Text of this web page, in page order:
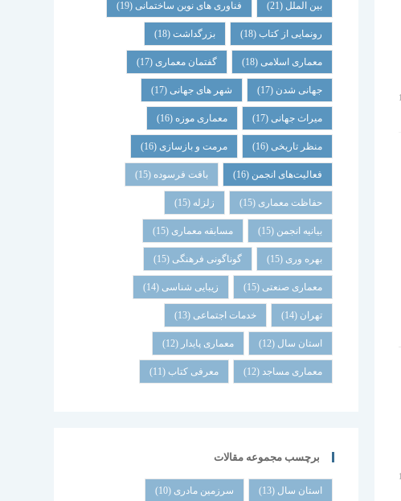
بین الملل (21) فناوری های نوین ساختمانی(19)
رونمایی از کتاب(18) بزرگداشت(18)
معماری اسلامی(18) گفتمان معماری(17)
جهانی شدن (17) شهر های جهانی(17)
میراث جهانی(17) معماری موزه (16)
منظر تاریخی(16) مرمت و بازسازی(16)
فعالیت‌های انجمن (16) بافت فرسوده (15)
حفاظت معماری (15) زلزله (15)
بیانیه انجمن (15) مسابقه معماری (15)
بهره وری (15) گوناگونی فرهنگی (15)
معماری صنعتی (15) زیبایی شناسی (14)
تهران (14) خدمات اجتماعی (13)
استان سال (12) معماری پایدار (12)
معماری مساجد(12) معرفی کتاب (11)
برچسب مجموعه مقالات
استان سال (13) سرزمین مادری (10)